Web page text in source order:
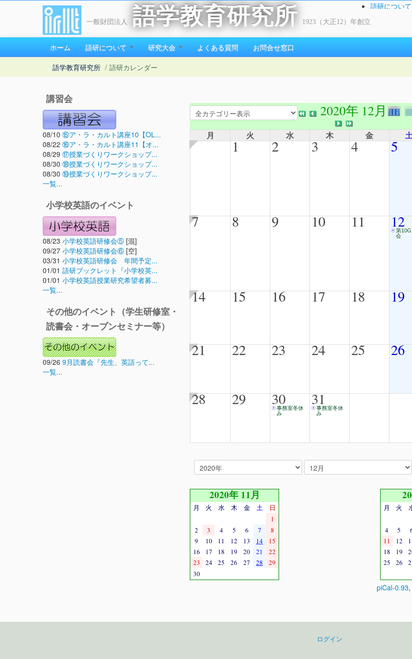
一般財団法人 語学教育研究所 1923（大正12）年創立
語研について
ホーム 語研について 研究大会 よくある質問 お問合せ窓口
語学教育研究所 / 語研カレンダー
講習会
08/10 ⑮ア・ラ・カルト講座10【OL...
08/22 ⑯ア・ラ・カルト講座11【オ...
08/29 ⑰授業づくりワークショップ...
08/30 ⑱授業づくりワークショップ...
08/30 ⑲授業づくりワークショップ...
一覧...
小学校英語のイベント
08/23 小学校英語研修会⑤ [混]
09/27 小学校英語研修会⑥ [空]
03/31 小学校英語研修会 年間予定...
01/01 語研ブックレット『小学校英...
01/01 小学校英語授業研究希望者募...
一覧...
その他のイベント（学生研修室・
読書会・オープンセミナー等）
09/26 9月読書会『先生、英語って...
一覧...
2020年 12月
月 火 水 木 金
1 2 3 4 5
7 8 9 10 11 12
第
会
14 15 16 17 18 19
21 22 23 24 25 26
28 29 30
事務室冬休
み
31
事務室冬休
み
2020年 11月
月 火 水 木 金 土
日
1
2
3 4 5 6 7
8
9
10 11 12 13 14
15
16
17 18 19 20 21
22
23
24 25 26 27 28
29
30
月 火
4
5
11
12
18
19
25
26
piCal-0.93,
ログイン